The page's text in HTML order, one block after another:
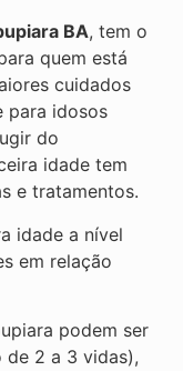
BA, tem o
quem está
cuidados
para idosos
do
idade tem
e tratamentos.
idade a nível
em relação
podem ser
de 2 a 3 vidas),